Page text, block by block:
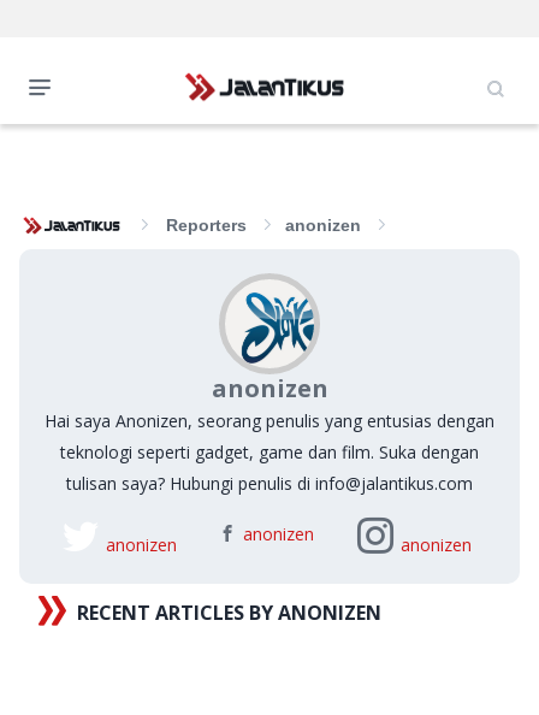
Reporters anonizen
anonizen
Hai saya Anonizen, seorang penulis yang entusias dengan
teknologi seperti gadget, game dan film. Suka dengan
tulisan saya? Hubungi penulis di info@jalantikus.com
anonizen anonizen anonizen
RECENT ARTICLES BY ANONIZEN